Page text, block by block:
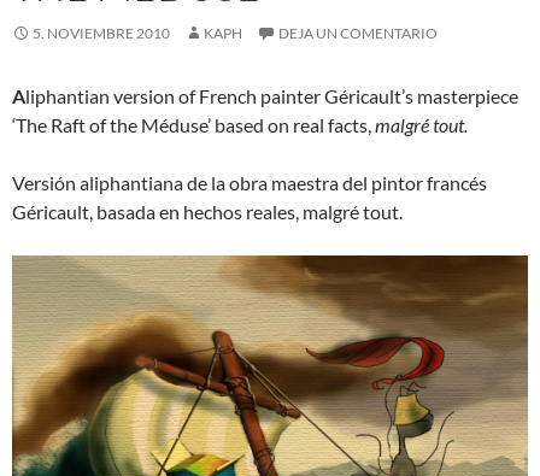
5. NOVIEMBRE 2010 KAPH DEJA UN COMENTARIO
Aliphantian version of French painter Géricault’s masterpiece
‘The Raft of the Méduse’ based on real facts,malgré tout.
Versión aliphantiana de la obra maestra del pintor francés
Géricault, basada en hechos reales, malgré tout.